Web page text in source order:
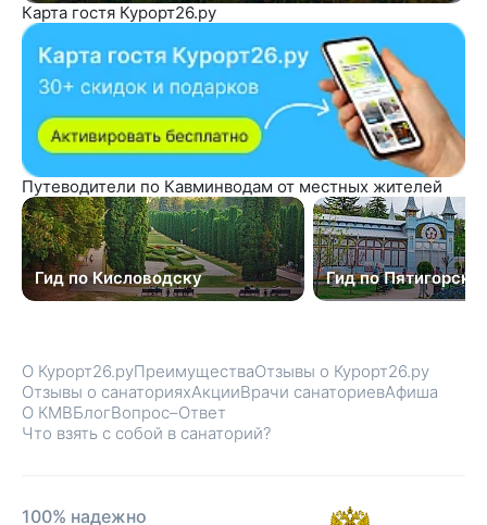
Карта гостя Курорт26.ру
Путеводители по Кавминводам от местных жителей
Гид по Кисловодску Гид по Пятигорску
О Курорт26.руПреимуществаОтзывы о Курорт26.ру
Отзывы о санаторияхАкцииВрачи санаториевАфиша
О КМВБлогВопрос–Ответ
Что взять с собой в санаторий?
100% надежно